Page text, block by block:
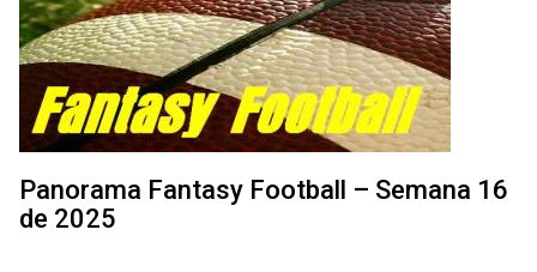
Panorama Fantasy Football – Semana 16
de 2025